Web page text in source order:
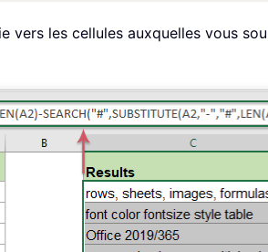
vers les cellules auxquelles vous